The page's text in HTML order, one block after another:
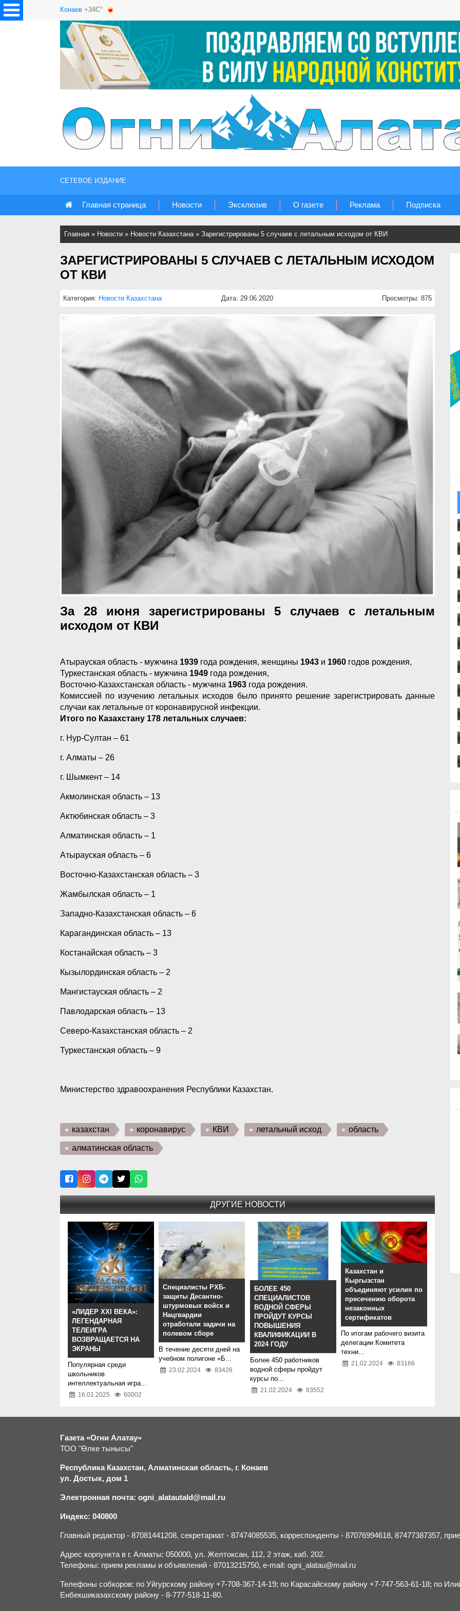
Конаев +34C°
СЕТЕВОЕ ИЗДАНИЕ
Главная страница Новости Эксклюзив О газете Реклама Подписка
Главная » Новости » Новости Казахстана » Зарегистрированы 5 случаев с летальным исходом от КВИ
ЗАРЕГИСТРИРОВАНЫ 5 СЛУЧАЕВ С ЛЕТАЛЬНЫМ ИСХОДОМ
ОТ КВИ
Категория: Новости Казахстана Дата: 29.06.2020 Просмотры: 875
За 28 июня зарегистрированы 5 случаев с летальным
исходом от КВИ
Атырауская область - мужчина 1939 года рождения, женщины 1943 и 1960 годов рождения,
Туркестанская область - мужчина 1949 года рождения,
Восточно-Казахстанская область - мужчина 1963 года рождения.
Комиссией по изучению летальных исходов было принято решение зарегистрировать данные
случаи как летальные от коронавирусной инфекции.
Итого по Казахстану 178 летальных случаев:
г. Нур-Султан – 61
г. Алматы – 26
г. Шымкент – 14
Акмолинская область – 13
Актюбинская область – 3
Алматинская область – 1
Атырауская область – 6
Восточно-Казахстанская область – 3
Жамбылская область – 1
Западно-Казахстанская область – 6
Карагандинская область – 13
Костанайская область – 3
Кызылординская область – 2
Мангистауская область – 2
Павлодарская область – 13
Северо-Казахстанская область – 2
Туркестанская область – 9
Министерство здравоохранения Республики Казахстан.
казахстан коронавирус КВИ летальный исход область
алматинская область
ДРУГИЕ НОВОСТИ
«ЛИДЕР XXI ВЕКА»:
ЛЕГЕНДАРНАЯ
ТЕЛЕИГРА
ВОЗВРАЩАЕТСЯ НА
ЭКРАНЫ
Популярная среди
школьников
интеллектуальная игра...
16.01.2025 60002
Специалисты РХБ-
защиты Десантно-
штурмовых войск и
Нацгвардии
отработали задачи на
полевом сборе
В течение десяти дней на
учебном полигоне «Б...
23.02.2024 83426
БОЛЕЕ 450
СПЕЦИАЛИСТОВ
ВОДНОЙ СФЕРЫ
ПРОЙДУТ КУРСЫ
ПОВЫШЕНИЯ
КВАЛИФИКАЦИИ В
2024 ГОДУ
Более 450 работников
водной сферы пройдут
курсы по...
21.02.2024 83552
Казахстан и
Кыргызстан
объединяют усилия по
пресечению оборота
незаконных
сертификатов
По итогам рабочего визита
делегации Комитета
техни...
21.02.2024 83166
Газета «Огни Алатау»
ТОО "Өлке тынысы"
Республика Казахстан, Алматинская область, г. Конаев
ул. Достык, дом 1
Электронная почта: ogni_alatautald@mail.ru
Индекс: 040800
Главный редактор - 87081441208, секретариат - 87474085535, корреспонденты - 87076994618, 87477387357,
Адрес корпункта в г. Алматы: 050000, ул. Желтоксан, 112, 2 этаж, каб. 202.
Телефоны: прием рекламы и объявлений - 87013215750, e-mail: ogni_alatau@mail.ru
Телефоны собкоров: по Уйгурскому району +7-708-367-14-19; по Карасайскому району +7-747-563-61-18; по
Енбекшиказахскому району - 8-777-518-11-80.